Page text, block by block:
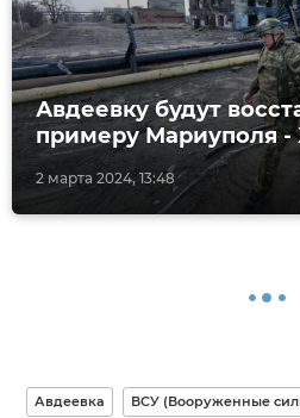
2 марта 2024, 13:48
Авдеевку будут
примеру Мариуполя -
Авдеевка ВСУ (Вооруженные